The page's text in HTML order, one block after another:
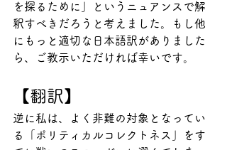
を探るために」というニュアンスで解
釈すべきだろうと考えました。もし他
にもっと適切な日本語訳がありました
ら、ご教示いただければ幸いです。
【翻訳】
逆に私は、よく非難の対象となってい
る「ポリティカルコレクトネス」をす